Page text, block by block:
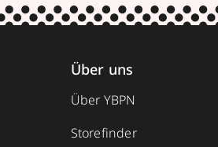
Über uns
Über YBPN
Storefinder